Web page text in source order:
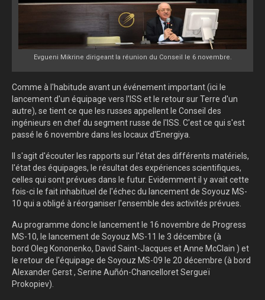
Evgueni Mikrine dirigeant la réunion du Conseil le 6 novembre.
Comme à l'habitude avant un événement important (ici le
lancement d'un équipage vers l'ISS et le retour sur Terre d'un
autre), se tient ce que les russes appellent le Conseil des
ingénieurs en chef du segment russe de l'ISS. C'est ce qui s'est
passé le 6 novembre dans les locaux d'Energiya.
Il s'agit d'écouter les rapports sur l'état des différents matériels,
l'état des équipages, le résultat des expériences scientifiques,
celles qui sont prévues dans le futur. Evidemment il y avait cette
fois-ci le fait inhabituel de l'échec du lancement de Soyouz MS-
10 qui a obligé à réorganiser l'ensemble des activités prévues.
Au programme donc le lancement le 16 novembre de Progress
MS-10, le lancement de Soyouz MS-11 le 3 décembre (à
bord Oleg Kononenko, David Saint-Jacques et Anne McClain ) et
le retour de l'équipage de Soyouz MS-09 le 20 décembre (à bord
Alexander Gerst , Serine Auñón-Chancelloret Sergueï
Prokopiev).